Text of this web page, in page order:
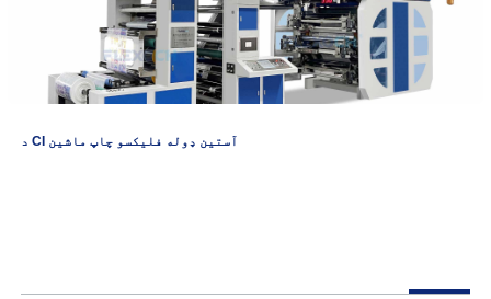
د CI آستین ډوله فلیکسو چاپ ماشین